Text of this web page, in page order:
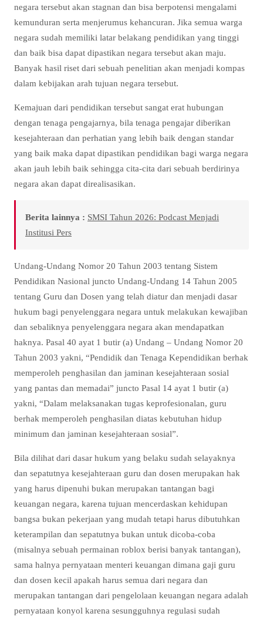
negara tersebut akan stagnan dan bisa berpotensi mengalami
kemunduran serta menjerumus kehancuran. Jika semua warga
negara sudah memiliki latar belakang pendidikan yang tinggi
dan baik bisa dapat dipastikan negara tersebut akan maju.
Banyak hasil riset dari sebuah penelitian akan menjadi kompas
dalam kebijakan arah tujuan negara tersebut.
Kemajuan dari pendidikan tersebut sangat erat hubungan
dengan tenaga pengajarnya, bila tenaga pengajar diberikan
kesejahteraan dan perhatian yang lebih baik dengan standar
yang baik maka dapat dipastikan pendidikan bagi warga negara
akan jauh lebih baik sehingga cita-cita dari sebuah berdirinya
negara akan dapat direalisasikan.
Berita lainnya : SMSI Tahun 2026: Podcast Menjadi
Institusi Pers
Undang-Undang Nomor 20 Tahun 2003 tentang Sistem
Pendidikan Nasional juncto Undang-Undang 14 Tahun 2005
tentang Guru dan Dosen yang telah diatur dan menjadi dasar
hukum bagi penyelenggara negara untuk melakukan kewajiban
dan sebaliknya penyelenggara negara akan mendapatkan
haknya. Pasal 40 ayat 1 butir (a) Undang – Undang Nomor 20
Tahun 2003 yakni, “Pendidik dan Tenaga Kependidikan berhak
memperoleh penghasilan dan jaminan kesejahteraan sosial
yang pantas dan memadai” juncto Pasal 14 ayat 1 butir (a)
yakni, “Dalam melaksanakan tugas keprofesionalan, guru
berhak memperoleh penghasilan diatas kebutuhan hidup
minimum dan jaminan kesejahteraan sosial”.
Bila dilihat dari dasar hukum yang belaku sudah selayaknya
dan sepatutnya kesejahteraan guru dan dosen merupakan hak
yang harus dipenuhi bukan merupakan tantangan bagi
keuangan negara, karena tujuan mencerdaskan kehidupan
bangsa bukan pekerjaan yang mudah tetapi harus dibutuhkan
keterampilan dan sepatutnya bukan untuk dicoba-coba
(misalnya sebuah permainan roblox berisi banyak tantangan),
sama halnya pernyataan menteri keuangan dimana gaji guru
dan dosen kecil apakah harus semua dari negara dan
merupakan tantangan dari pengelolaan keuangan negara adalah
pernyataan konyol karena sesungguhnya regulasi sudah